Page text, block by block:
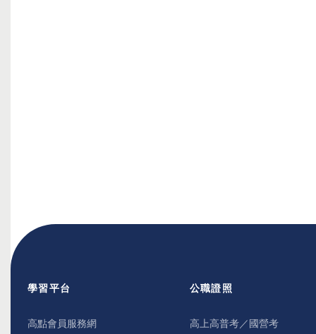
學習平台
高點會員服務網
公職證照
高上高普考／國營考